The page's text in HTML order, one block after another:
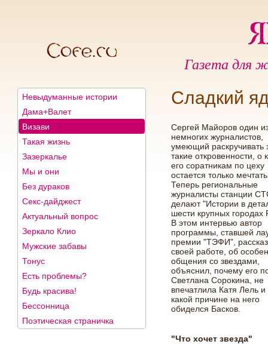
Газета для
Невыдуманные истории
Дама+Валет
Визави
Такая жизнь
Зазеркалье
Мы и они
Без дураков
Секс-дайджест
Актуальный вопрос
Зеркало Клио
Мужские забавы
Тонус
Есть проблемы?
Будь красива!
Бессонница
Поэтическая страничка
Сладкий
Сергей Майоров один
немногих журналистов,
умеющий раскручивать
такие откровенности, о
его соратникам по цеху
остается только
Теперь региональные
журналисты станции
делают "Истории в
шести крупных городах
В этом интервью автор
программы, ставшей
премии "ТЭФИ",
своей работе, об
общения со звездами,
объяснил, почему его
Светлана Сорокина, не
впечатлила Катя Лель и
какой причине на него
обиделся Басков.
"Что хочет звезда"